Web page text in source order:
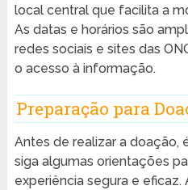
local central que facilita a
As datas e horários são
redes sociais e sites das
o acesso à informação.
Preparação para
Antes de realizar a doação,
siga algumas orientações
experiência segura e